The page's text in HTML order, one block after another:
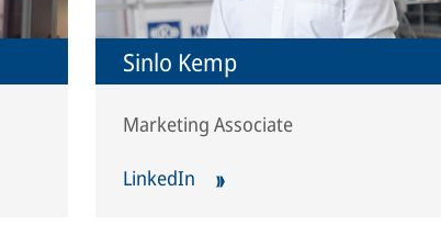
Sinlo Kemp
Marketing Associate
LinkedIn